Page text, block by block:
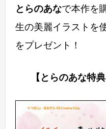
とらのあなで本作を
生の美麗イラストを
をプレゼント！
【とらのあな特